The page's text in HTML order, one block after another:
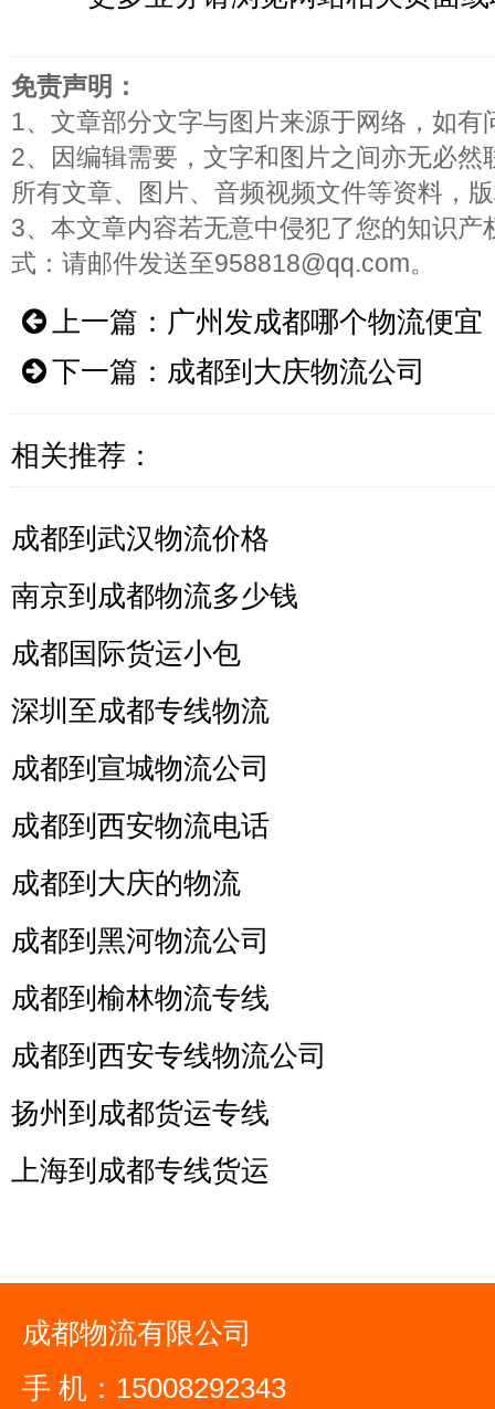
免责声明：
1、文章部分文字与图片来源于网络，如有
2、因编辑需要，文字和图片之间亦无必
所有文章、图片、音频视频文件等资料，
3、本文章内容若无意中侵犯了您的知识
式：请邮件发送至958818@qq.com。
上一篇： 广州发成都哪个物流便宜
下一篇： 成都到大庆物流公司
相关推荐：
成都到武汉物流价格
南京到成都物流多少钱
成都国际货运小包
深圳至成都专线物流
成都到宣城物流公司
成都到西安物流电话
成都到大庆的物流
成都到黑河物流公司
成都到榆林物流专线
成都到西安专线物流公司
扬州到成都货运专线
上海到成都专线货运
成都物流有限公司
手 机：15008292343